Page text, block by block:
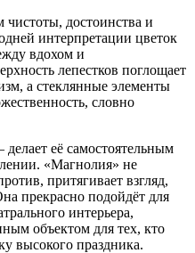
достоинства и
интерпретации цветок
вдохом и
лепестков поглощает
а стеклянные элементы
словно
её самостоятельным
«Магнолия» не
притягивает взгляд,
прекрасно подойдёт для
интерьера,
объектом для тех, кто
высокого праздника.